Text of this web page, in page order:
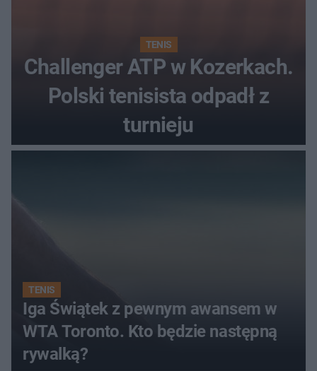
TENIS
Challenger ATP w Kozerkach.
Polski tenisista odpadł z
turnieju
TENIS
Iga Świątek z pewnym awansem w
WTA Toronto. Kto będzie następną
rywalką?